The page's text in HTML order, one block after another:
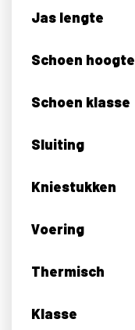
Jas lengte
Schoen hoogte
Schoen klasse
Sluiting
Kniestukken
Voering
Thermisch
Klasse